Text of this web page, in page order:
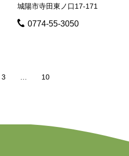
城陽市寺田東ノ口17-171
0774-55-3050
3 … 10